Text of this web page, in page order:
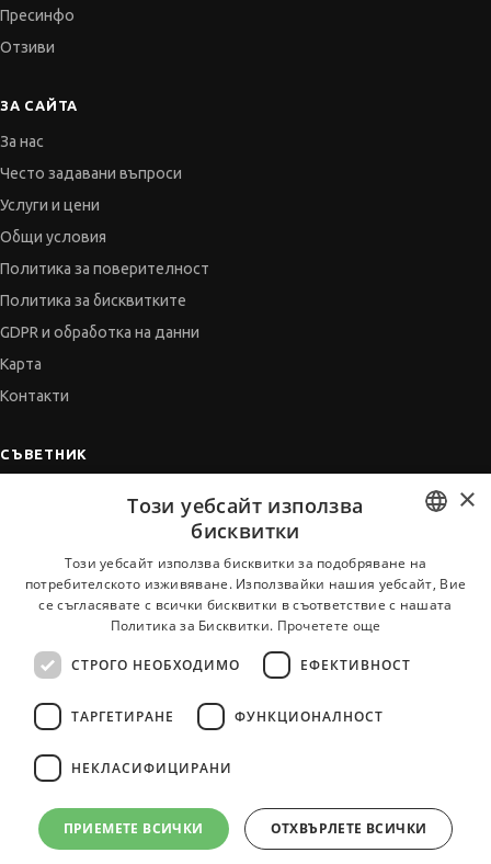
Пресинфо
Отзиви
ЗА САЙТА
За нас
Често задавани въпроси
Услуги и цени
Общи условия
Политика за поверителност
Политика за бисквитките
GDPR и обработка на данни
Карта
Контакти
СЪВЕТНИК
Когато получим оферта
Vihra AI
За новодошли
Всички услуги на JobTiger
BULGARIAN
ENGLISH
×
Този уебсайт използва
бисквитки
Този уебсайт използва бисквитки за подобряване на
потребителското изживяване. Използвайки нашия уебсайт, Вие
се съгласявате с всички бисквитки в съответствие с нашата
Политика за Бисквитки. Прочетете още
СТРОГО НЕОБХОДИМО ЕФЕКТИВНОСТ
ТАРГЕТИРАНЕ ФУНКЦИОНАЛНОСТ
НЕКЛАСИФИЦИРАНИ
ПРИЕМЕТЕ ВСИЧКИ ОТХВЪРЛЕТЕ ВСИЧКИ